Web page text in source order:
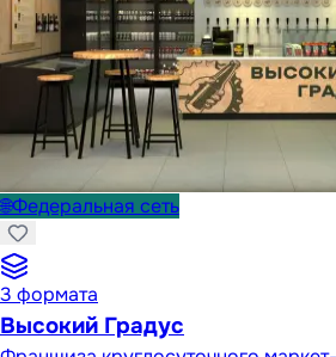
🌐Федеральная сеть
3 формата
Высокий Градус